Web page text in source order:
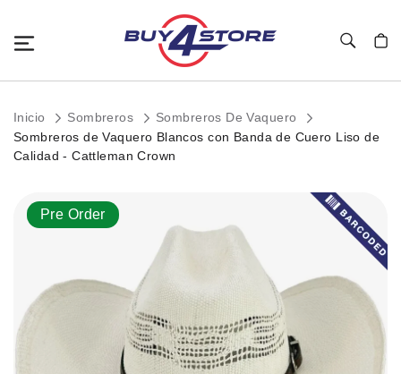
Inicio Sombreros
Sombreros De Vaquero
Sombreros de Vaquero Blancos con Banda de Cuero Liso de
Calidad - Cattleman Crown
Saltar
galería
de
imágenes.
Pre Order